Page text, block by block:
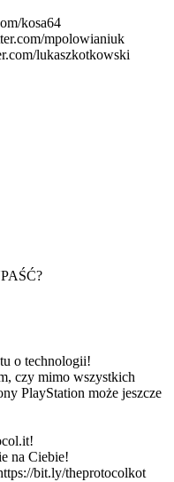
kosa64⁠⁠⁠⁠⁠⁠⁠⁠⁠⁠⁠⁠⁠⁠⁠⁠⁠⁠⁠⁠⁠⁠⁠⁠⁠⁠⁠⁠⁠⁠⁠⁠⁠⁠⁠⁠⁠⁠⁠⁠⁠⁠⁠⁠⁠⁠⁠⁠⁠⁠⁠⁠⁠⁠⁠⁠⁠⁠⁠⁠⁠⁠⁠⁠⁠⁠⁠⁠⁠⁠⁠⁠⁠⁠⁠⁠⁠⁠⁠⁠⁠⁠⁠⁠⁠⁠⁠⁠⁠⁠⁠⁠⁠⁠⁠
mpolowianiuk⁠⁠⁠⁠⁠⁠⁠⁠⁠⁠⁠⁠⁠⁠⁠⁠⁠⁠⁠⁠⁠⁠⁠⁠⁠⁠⁠⁠⁠⁠⁠⁠⁠⁠⁠⁠⁠⁠⁠⁠⁠⁠⁠⁠⁠⁠⁠⁠⁠⁠⁠⁠⁠⁠⁠⁠⁠⁠⁠⁠⁠⁠⁠⁠⁠⁠⁠⁠⁠⁠⁠⁠⁠⁠⁠⁠⁠⁠⁠⁠⁠⁠⁠⁠⁠⁠⁠⁠⁠⁠⁠⁠⁠⁠⁠
lukaszkotkowski⁠⁠⁠⁠⁠⁠⁠⁠⁠⁠⁠⁠⁠⁠⁠⁠⁠⁠⁠⁠⁠⁠⁠⁠⁠⁠⁠⁠⁠⁠⁠⁠⁠⁠⁠⁠⁠⁠⁠⁠⁠⁠⁠⁠⁠⁠⁠⁠⁠⁠⁠⁠⁠⁠⁠⁠⁠⁠⁠⁠⁠⁠⁠⁠⁠⁠⁠⁠⁠⁠⁠⁠⁠⁠⁠⁠⁠⁠⁠⁠⁠⁠⁠⁠⁠⁠⁠⁠⁠⁠⁠⁠⁠⁠⁠
o technologii!
czy mimo wszystkich
PlayStation może jeszcze
na Ciebie!
bit.ly/theprotocolkot⁠⁠⁠⁠⁠